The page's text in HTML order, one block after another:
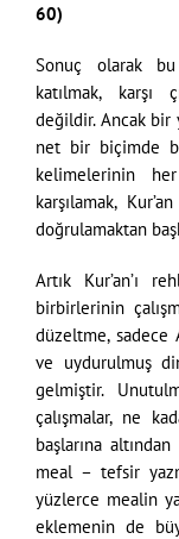
60)
Sonuç olarak
katılmak, karşı
değildir. Ancak bir
net bir biçimde
kelimelerinin
karşılamak,
doğrulamaktan
Artık Kur’an’ı
birbirlerinin
düzeltme, sadece
ve uydurulmuş
gelmiştir.
çalışmalar, ne
başlarına
meal – tefsir
yüzlerce mealin
eklemenin de